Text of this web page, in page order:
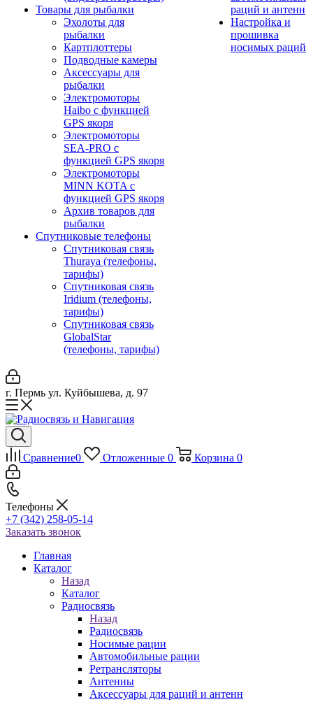
Товары для рыбалки
Эхолоты для
рыбалки
Картплоттеры
Подводные камеры
Аксессуары для
рыбалки
Электромоторы
Haibo с функцией
GPS якоря
Электромоторы
SEA-PRO с
функцией GPS якоря
Электромоторы
MINN KOTA с
функцией GPS якоря
Архив товаров для
рыбалки
Спутниковые телефоны
Спутниковая связь
Thuraya (телефоны,
тарифы)
Спутниковая связь
Iridium (телефоны,
тарифы)
Спутниковая связь
GlobalStar
(телефоны, тарифы)
раций и антенн
Настройка и
прошивка
носимых раций
г. Пермь ул. Куйбышева, д. 97
Сравнение0 Отложенные 0 Корзина 0
Телефоны
+7 (342) 258-05-14
Заказать звонок
Главная
Каталог
Назад
Каталог
Радиосвязь
Назад
Радиосвязь
Носимые рации
Автомобильные рации
Ретрансляторы
Антенны
Аксессуары для раций и антенн